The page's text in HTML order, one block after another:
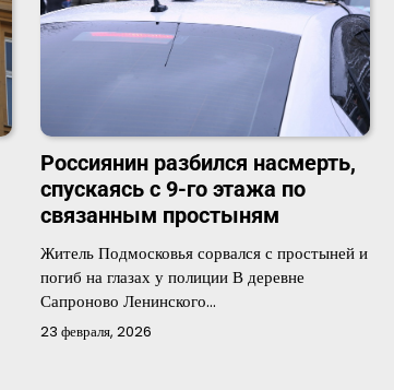
Россиянин разбился насмерть,
спускаясь с 9-го этажа по
связанным простыням
Житель Подмосковья сорвался с простыней и
погиб на глазах у полиции В деревне
Сапроново Ленинского…
23 февраля, 2026